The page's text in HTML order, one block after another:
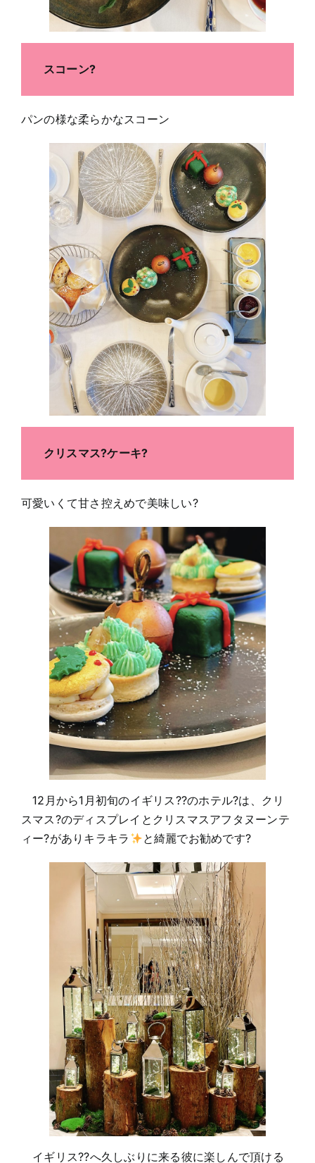
スコーン?
パンの様な柔らかなスコーン
クリスマス?ケーキ?
可愛いくて甘さ控えめで美味しい?
12月から1月初旬のイギリス??のホテル?は、クリ
スマス?のディスプレイとクリスマスアフタヌーンテ
ィー?がありキラキラ
と綺麗でお勧めです?
イギリス??へ久しぶりに来る彼に楽しんで頂ける